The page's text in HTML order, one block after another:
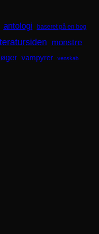
antologi baseret på en bog
monstre
vampyrer venskab